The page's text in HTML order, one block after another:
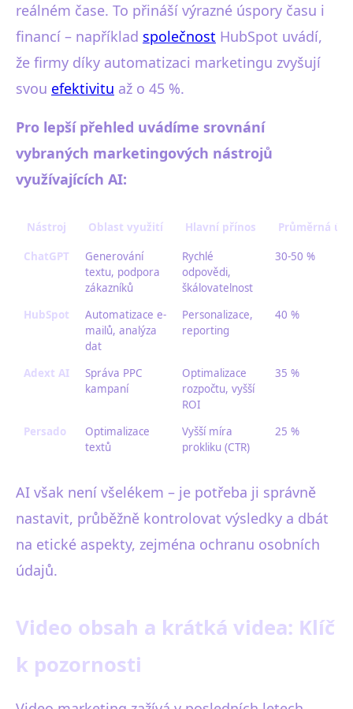
reálném čase. To přináší výrazné úspory času i
financí – například společnost HubSpot uvádí,
že firmy díky automatizaci marketingu zvyšují
svou efektivitu až o 45 %.
Pro lepší přehled uvádíme srovnání
vybraných marketingových nástrojů
využívajících AI:
Nástroj Oblast využití Hlavní přínos Průměrná
ChatGPT
Generování
textu, podpora
zákazníků
Rychlé
odpovědi,
škálovatelnost
30-50 %
HubSpot
Automatizace e-
mailů, analýza
dat
Personalizace,
reporting
40 %
Adext AI
Správa PPC
kampaní
Optimalizace
rozpočtu, vyšší
ROI
35 %
Persado
Optimalizace
textů
Vyšší míra
prokliku (CTR)
25 %
AI však není všelékem – je potřeba ji správně
nastavit, průběžně kontrolovat výsledky a dbát
na etické aspekty, zejména ochranu osobních
údajů.
Video obsah a krátká videa: Klíč
k pozornosti